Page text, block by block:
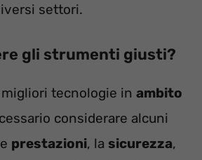
settori.
gli strumenti giusti?
tecnologie in ambito
considerare alcuni
prestazioni, la sicurezza,